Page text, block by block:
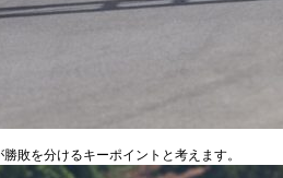
敗を分けるキーポイントと考えます。